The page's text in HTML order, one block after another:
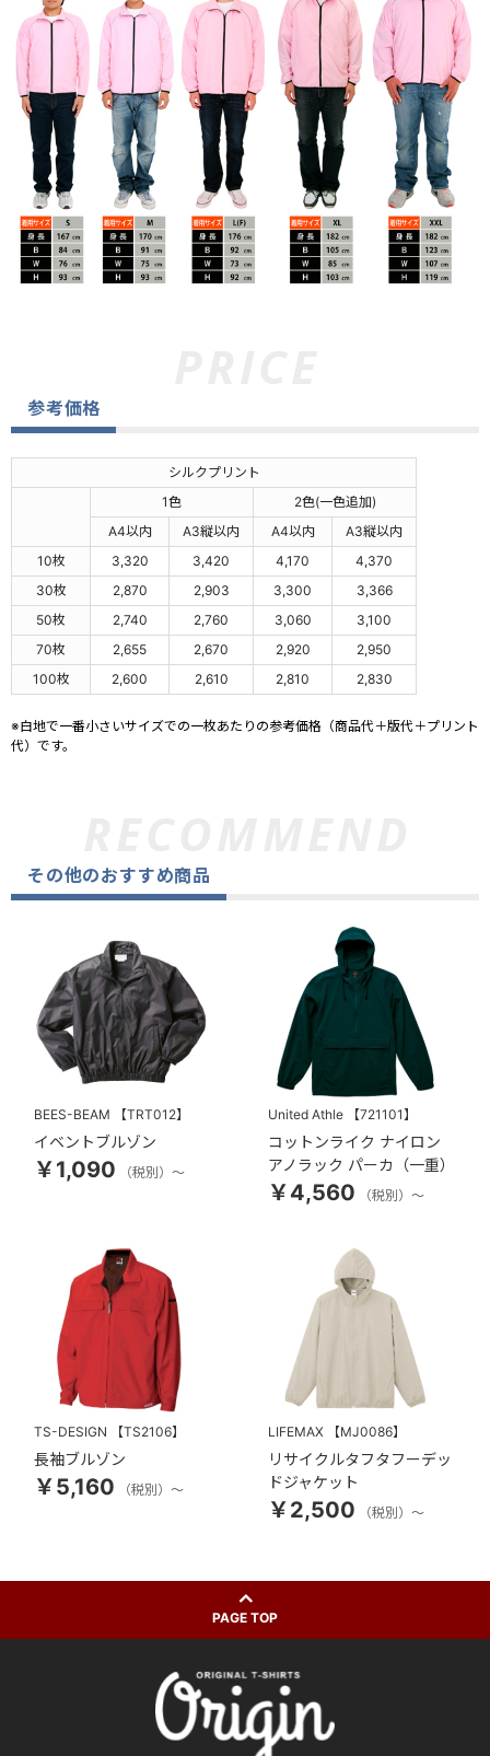
参考価格
シルクプリント
1色
2色(一色追加)
A4以内
A3縦以内 A4以内
A3縦以内
10枚
3,320 3,420 4,170
4,370
30枚
2,870 2,903 3,300
3,366
50枚
2,740 2,760 3,060
3,100
70枚
2,655 2,670 2,920
2,950
100枚
2,600 2,610 2,810 2,830
※白地で一番小さいサイズでの一枚あたりの参考価格（商品代＋版代＋プリント
代）です。
その他のおすすめ商品
BEES-BEAM 【TRT012】
イベントブルゾン
￥1,090 （税別）～
United Athle 【721101】
コットンライク ナイロン
アノラック パーカ（一重）
￥4,560 （税別）～
TS-DESIGN 【TS2106】
長袖ブルゾン
￥5,160 （税別）～
LIFEMAX 【MJ0086】
リサイクルタフタフーデッ
ドジャケット
￥2,500 （税別）～
PAGE TOP